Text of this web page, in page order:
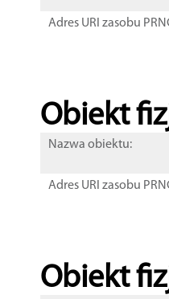
Adres URI zasobu
Obiekt
Nazwa obiektu:
Adres URI zasobu
Obiekt